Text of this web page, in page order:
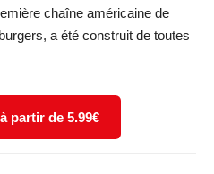
chaîne américaine de
a été construit de toutes
partir de 5.99€